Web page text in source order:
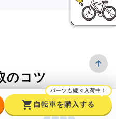
のコツ
shopping_cart
パーツも続々入荷中！
自転車を購入する